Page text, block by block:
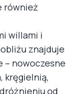
również
willami i
znajduje
– nowoczesne
kręgielnią,
od